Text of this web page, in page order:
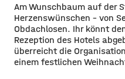
Am Wunschbaum auf der
Herzenswünschen – von
Obdachlosen. Ihr könnt
Rezeption des Hotels
überreicht die
einem festlichen